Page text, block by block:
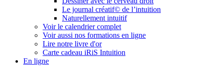
Le journal créatif© de l’intuition
Naturellement intuitif
Voir le calendrier complet
Voir aussi nos formations en ligne
Lire notre livre d'or
Carte cadeau iRiS Intuition
En ligne